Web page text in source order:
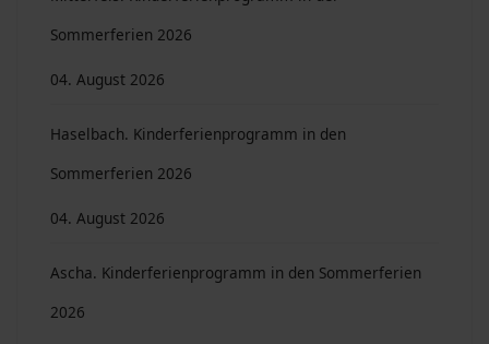
Sommerferien 2026
04. August 2026
Haselbach. Kinderferienprogramm in den
Sommerferien 2026
04. August 2026
Ascha. Kinderferienprogramm in den Sommerferien
2026